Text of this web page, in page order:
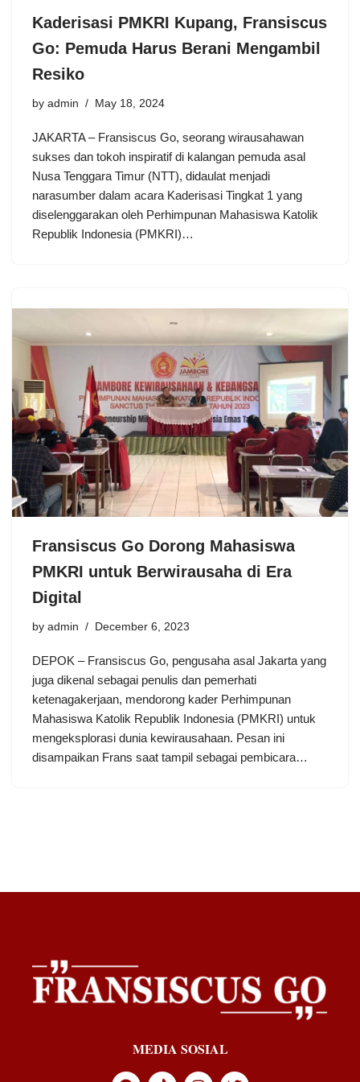
Kaderisasi PMKRI Kupang, Fransiscus
Go: Pemuda Harus Berani Mengambil
Resiko
by admin May 18, 2024
JAKARTA – Fransiscus Go, seorang wirausahawan
sukses dan tokoh inspiratif di kalangan pemuda asal
Nusa Tenggara Timur (NTT), didaulat menjadi
narasumber dalam acara Kaderisasi Tingkat 1 yang
diselenggarakan oleh Perhimpunan Mahasiswa Katolik
Republik Indonesia (PMKRI)…
Fransiscus Go Dorong Mahasiswa
PMKRI untuk Berwirausaha di Era
Digital
by admin December 6, 2023
DEPOK – Fransiscus Go, pengusaha asal Jakarta yang
juga dikenal sebagai penulis dan pemerhati
ketenagakerjaan, mendorong kader Perhimpunan
Mahasiswa Katolik Republik Indonesia (PMKRI) untuk
mengeksplorasi dunia kewirausahaan. Pesan ini
disampaikan Frans saat tampil sebagai pembicara…
MEDIA SOSIAL